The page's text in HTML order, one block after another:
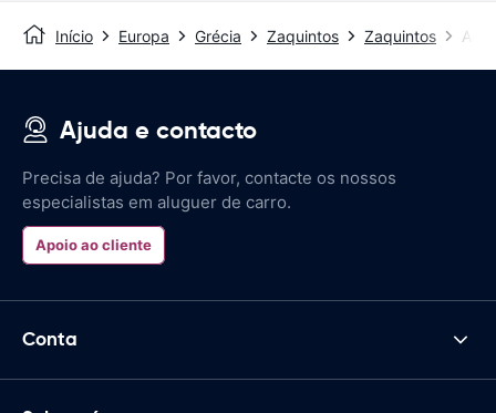
Início Europa Grécia Zaquintos Zaquintos
Ajuda e contacto
Precisa de ajuda? Por favor, contacte os nossos
especialistas em aluguer de carro.
Apoio ao cliente
Conta